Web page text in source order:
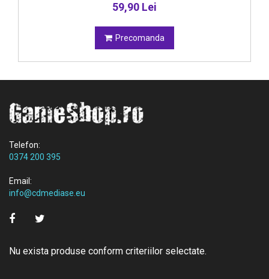
59,90 Lei
Precomanda
Telefon:
0374 200 395
Email:
info@cdmediase.eu
Nu exista produse conform criteriilor selectate.